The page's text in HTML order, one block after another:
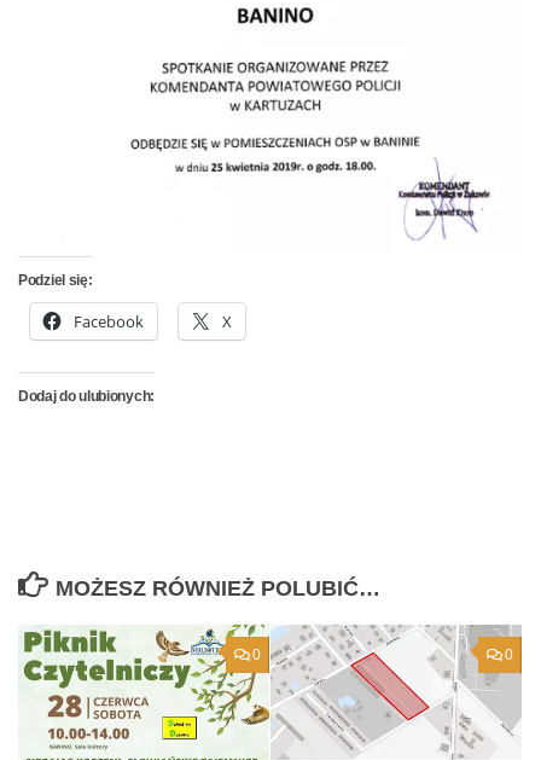
Podziel się:
Facebook X
Dodaj do ulubionych:
MOŻESZ RÓWNIEŻ POLUBIĆ…
0 0